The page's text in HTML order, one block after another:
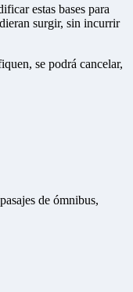
estas bases para
surgir, sin incurrir
se podrá cancelar,
de ómnibus,